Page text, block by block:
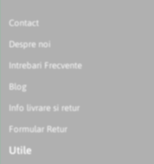
Contact
Despre noi
Intrebari Frecvente
Blog
Info livrare si retur
Formular Retur
Utile